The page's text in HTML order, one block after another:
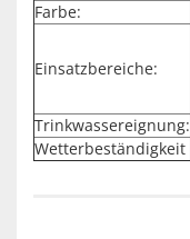
Farbe:
Einsatzbereiche:
Trinkwassereignung:
Wetterbeständigkeit